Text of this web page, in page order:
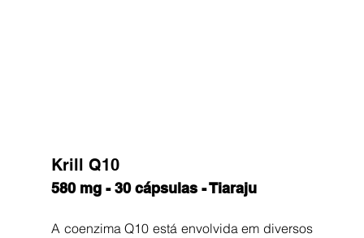
Krill Q10
580 mg - 30 cápsulas - Tiaraju
A coenzima Q10 está envolvida em diversos